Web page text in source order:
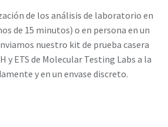
de los análisis de laboratorio en
de 15 minutos) o en persona en un
nuestro kit de prueba casera
y ETS de Molecular Testing Labs a la
y en un envase discreto.